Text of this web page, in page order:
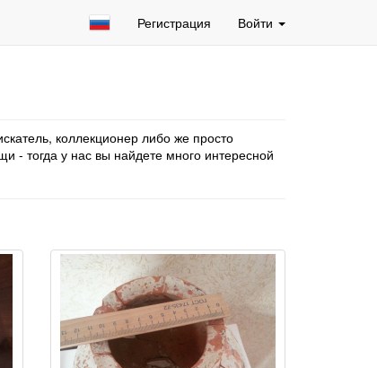
Регистрация Войти
коллекционер либо же просто
- тогда у нас вы найдете много интересной